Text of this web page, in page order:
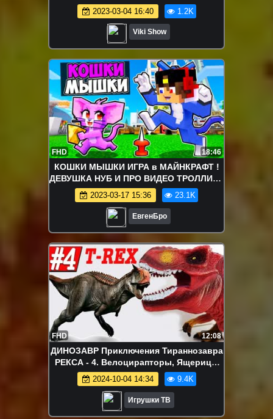
Сюрпризом Ручка Электрошокер
Необычное Мыло / Вики Шоу
2023-03-04 16:40 1.2K
Viki Show
FHD 18:46
КОШКИ МЫШКИ ИГРА в МАЙНКРАФТ !
ДЕВУШКА НУБ И ПРО ВИДЕО ТРОЛЛИНГ
MINECRAFT
2023-03-17 15:36 23.1K
ЕвгенБро
FHD 12:08
ДИНОЗАВР Приключения Тираннозавра
РЕКСА - 4. Велоцирапторы, Ящерица,
Карнотавр, Динозавры Игрушки ТВ
2024-10-04 14:34 9.4K
Игрушки ТВ